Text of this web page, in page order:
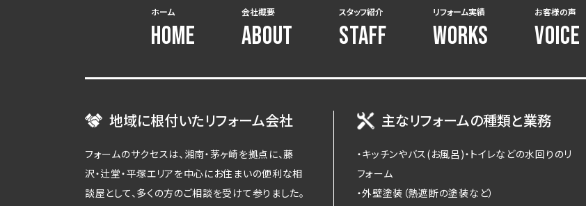
ホーム
HOME
会社概要
ABOUT
スタッフ紹介
STAFF
リフォーム実績
WORKS
お客様の声
VOICE
地域に根付いたリフォーム会社
フォームのサクセスは、湘南・茅ヶ崎を拠点に、藤
沢・辻堂・平塚エリアを中心にお住まいの便利な相
談屋として、多くの方のご相談を受けて参りました。
主なリフォームの種類と業務
・キッチンやバス(お風呂)・トイレなどの水回りのリ
フォーム
・外壁塗装（熱遮断の塗装など）